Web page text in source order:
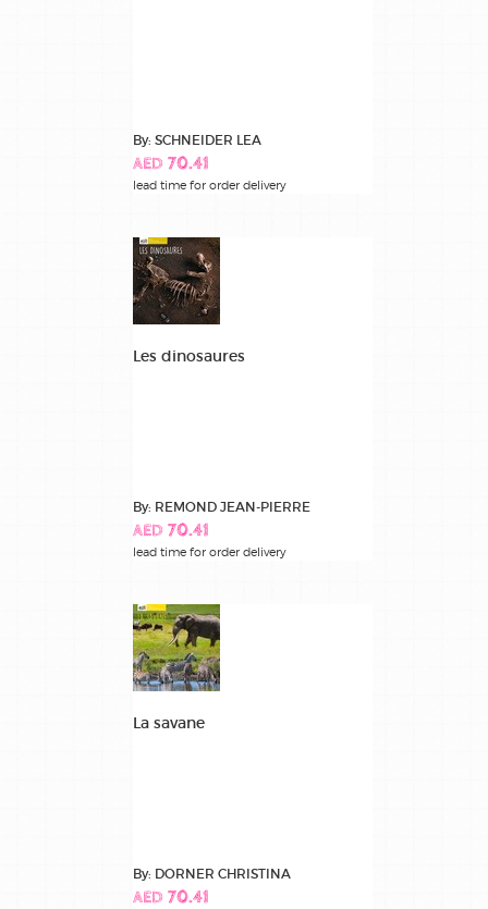
By: SCHNEIDER LEA
AED 70.41
lead time for order delivery
Les dinosaures
By: REMOND JEAN-PIERRE
AED 70.41
lead time for order delivery
La savane
By: DORNER CHRISTINA
AED 70.41